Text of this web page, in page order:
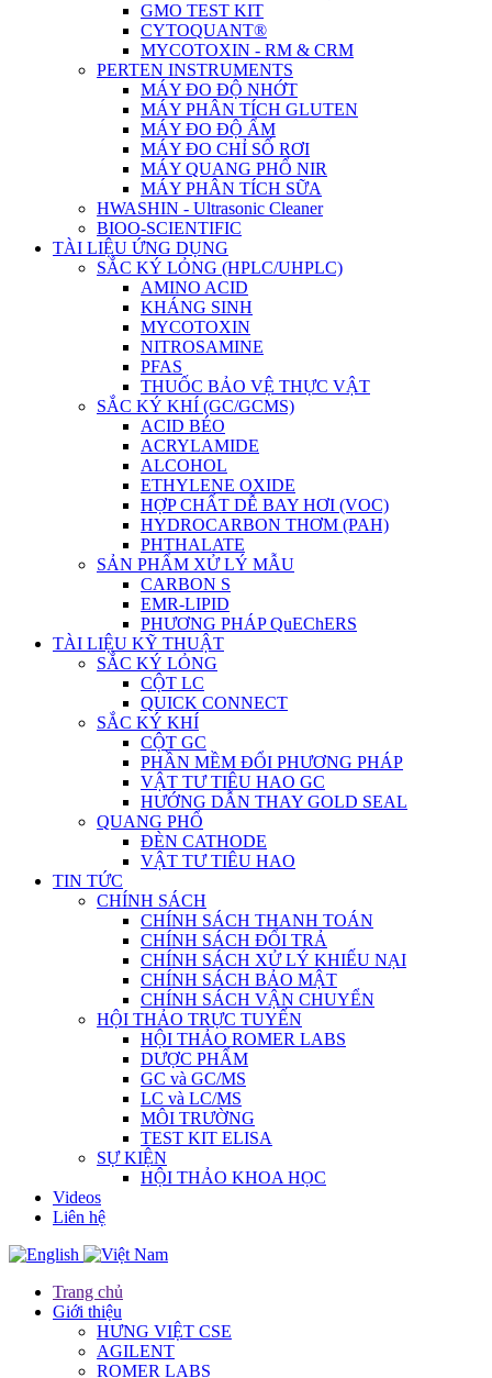
GMO TEST KIT
CYTOQUANT®
MYCOTOXIN - RM & CRM
PERTEN INSTRUMENTS
MÁY ĐO ĐỘ NHỚT
MÁY PHÂN TÍCH GLUTEN
MÁY ĐO ĐỘ ẨM
MÁY ĐO CHỈ SỐ RƠI
MÁY QUANG PHỔ NIR
MÁY PHÂN TÍCH SỮA
HWASHIN - Ultrasonic Cleaner
BIOO-SCIENTIFIC
TÀI LIỆU ỨNG DỤNG
SẮC KÝ LỎNG (HPLC/UHPLC)
AMINO ACID
KHÁNG SINH
MYCOTOXIN
NITROSAMINE
PFAS
THUỐC BẢO VỆ THỰC VẬT
SẮC KÝ KHÍ (GC/GCMS)
ACID BÉO
ACRYLAMIDE
ALCOHOL
ETHYLENE OXIDE
HỢP CHẤT DỄ BAY HƠI (VOC)
HYDROCARBON THƠM (PAH)
PHTHALATE
SẢN PHẨM XỬ LÝ MẪU
CARBON S
EMR-LIPID
PHƯƠNG PHÁP QuEChERS
TÀI LIỆU KỸ THUẬT
SẮC KÝ LỎNG
CỘT LC
QUICK CONNECT
SẮC KÝ KHÍ
CỘT GC
PHẦN MỀM ĐỔI PHƯƠNG PHÁP
VẬT TƯ TIÊU HAO GC
HƯỚNG DẪN THAY GOLD SEAL
QUANG PHỔ
ĐÈN CATHODE
VẬT TƯ TIÊU HAO
TIN TỨC
CHÍNH SÁCH
CHÍNH SÁCH THANH TOÁN
CHÍNH SÁCH ĐỔI TRẢ
CHÍNH SÁCH XỬ LÝ KHIẾU NẠI
CHÍNH SÁCH BẢO MẬT
CHÍNH SÁCH VẬN CHUYỂN
HỘI THẢO TRỰC TUYẾN
HỘI THẢO ROMER LABS
DƯỢC PHẨM
GC và GC/MS
LC và LC/MS
MÔI TRƯỜNG
TEST KIT ELISA
SỰ KIỆN
HỘI THẢO KHOA HỌC
Videos
Liên hệ
Trang chủ
Giới thiệu
HƯNG VIỆT CSE
AGILENT
ROMER LABS